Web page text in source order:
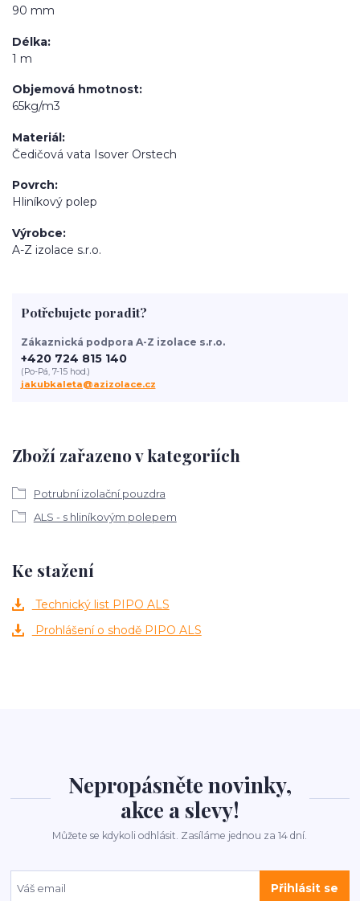
90 mm
Délka
1 m
Objemová hmotnost
65kg/m3
Materiál
Čedičová vata Isover Orstech
Povrch
Hliníkový polep
Výrobce
A-Z izolace s.r.o.
Zboží zařazeno v kategoriích
Potrubní izolační pouzdra
ALS - s hliníkovým polepem
Potřebujete poradit?
Zákaznická podpora A-Z izolace s.r.o.
+420 724 815 140
(Po-Pá, 7-15 hod.)
jakubkaleta@azizolace.cz
Ke stažení
Technický list PIPO ALS
Prohlášení o shodě PIPO ALS
Nepropásněte novinky,
akce a slevy!
Můžete se kdykoli odhlásit. Zasíláme jednou za 14 dní.
Přihlásit se